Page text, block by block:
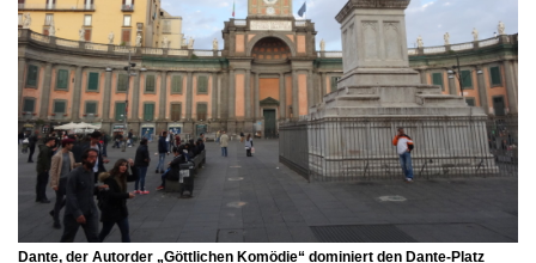
Dante, der Autorder „Göttlichen Komödie“ dominiert den Dante-Platz